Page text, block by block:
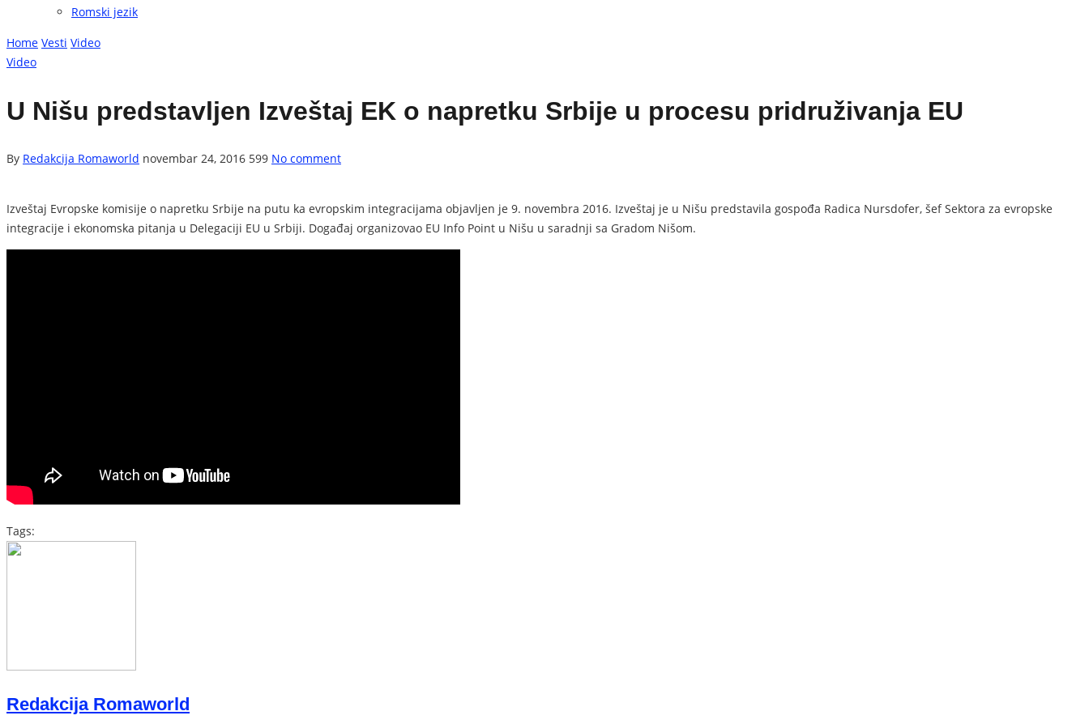
Romski jezik
Home Vesti Video
Video
U Nišu predstavljen Izveštaj EK o napretku Srbije u procesu pridruživanja EU
By Redakcija Romaworld novembar 24, 2016 599 No comment
Izveštaj Evropske komisije o napretku Srbije na putu ka evropskim integracijama objavljen je 9. novembra 2016. Izveštaj je u Nišu predstavila gospođa Radica Nursdofer, šef Sektora za evropske
integracije i ekonomska pitanja u Delegaciji EU u Srbiji. Događaj organizovao EU Info Point u Nišu u saradnji sa Gradom Nišom.
Tags:
Redakcija Romaworld